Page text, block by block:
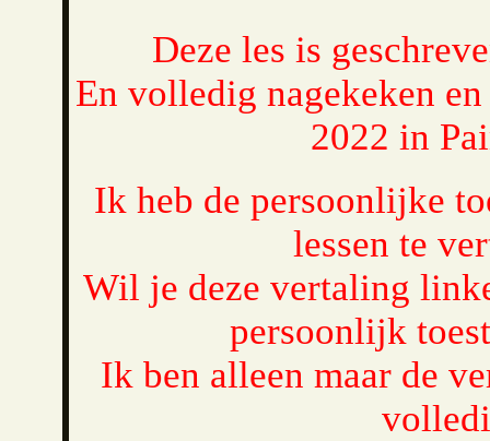
Deze les is
En volledig nagekeken
2022 in
Ik heb de persoonlijke
lessen te
Wil je deze vertaling
persoonlijk
Ik ben alleen maar de